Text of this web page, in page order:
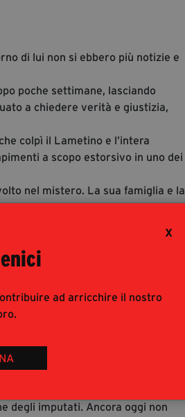
X
ad arricchire il nostro
di lui non si ebbero più notizie e
poche settimane, lasciando
a chiedere verità e giustizia,
colpì il Lametino e l’intera
a scopo estorsivo in uno dei
nel mistero. La sua famiglia e la
l’8 gennaio 1985 mentre
per andare a scuola.
e aveva conseguito da poco la
precedenti aveva subito un
che conduceva al paese.
di omertà che rese
tra cui il
a causa della scarsa
degli imputati. Ancora oggi non